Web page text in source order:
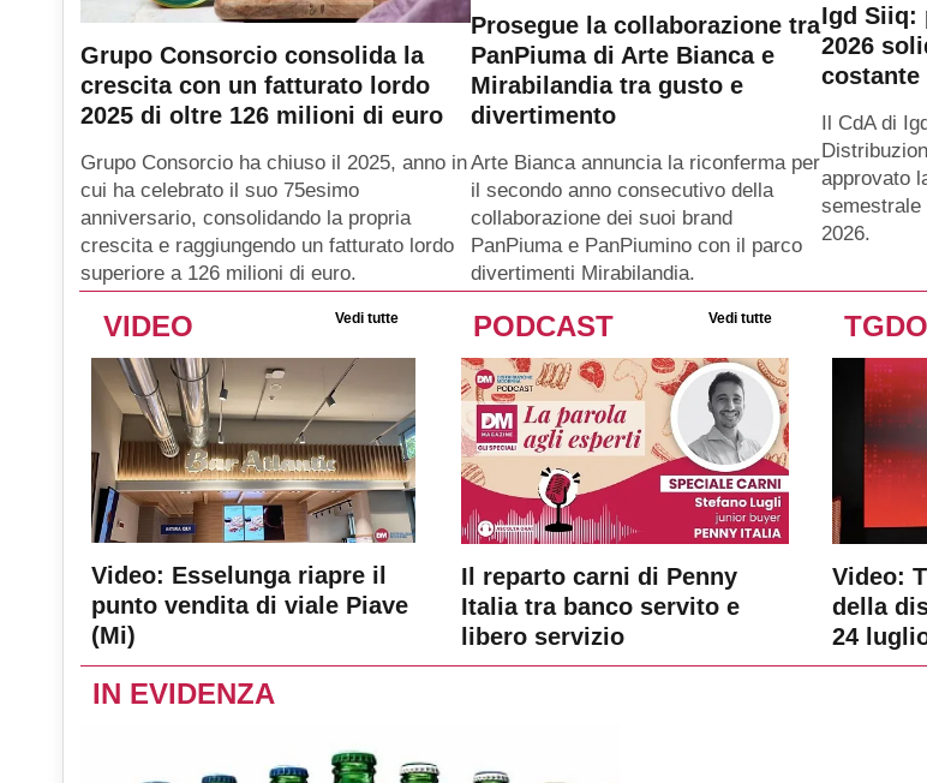
Grupo Consorcio consolida la
crescita con un fatturato lordo
2025 di oltre 126 milioni di euro
Grupo Consorcio ha chiuso il 2025, anno in
cui ha celebrato il suo 75esimo
anniversario, consolidando la propria
crescita e raggiungendo un fatturato lordo
superiore a 126 milioni di euro.
Prosegue la collaborazione tra
PanPiuma di Arte Bianca e
Mirabilandia tra gusto e
divertimento
Arte Bianca annuncia la riconferma per
il secondo anno consecutivo della
collaborazione dei suoi brand
PanPiuma e PanPiumino con il parco
divertimenti Mirabilandia.
Igd Siiq:
2026
costante
Il CdA di
approvato
semestrale
2026.
VIDEO Vedi tutte
Video: Esselunga riapre il
punto vendita di viale Piave
(Mi)
PODCAST Vedi tutte
Il reparto carni di Penny
Italia tra banco servito e
libero servizio
TGDO
Video:
della
24
IN EVIDENZA